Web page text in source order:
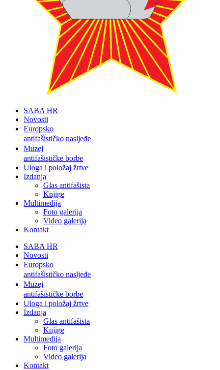
SABA HR
Novosti
Europsko
antifašističko nasljeđe
Muzej
antifašističke borbe
Uloga i položaj žrtve
Izdanja
Glas antifašista
Knjige
Multimedija
Foto galerija
Video galerija
Kontakt
SABA HR
Novosti
Europsko
antifašističko nasljeđe
Muzej
antifašističke borbe
Uloga i položaj žrtve
Izdanja
Glas antifašista
Knjige
Multimedija
Foto galerija
Video galerija
Kontakt